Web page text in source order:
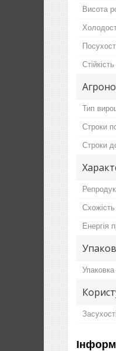
Висота
Тип
Строки
Строки
Схожість
Енергія
Упаковка